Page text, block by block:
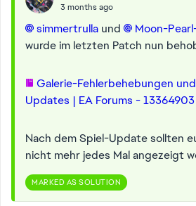
3 months ago
simmertrulla​ und Moon-
wurde im letzten Patch nun
Galerie-Fehlerbehebungen
Updates | EA Forums - 13364903
Nach dem Spiel-Update sollten
nicht mehr jedes Mal angezeigt
MARKED AS SOLUTION